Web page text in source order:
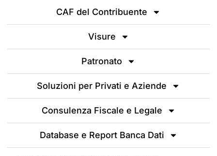
CAF del Contribuente
Visure
Patronato
Soluzioni per Privati e Aziende
Consulenza Fiscale e Legale
Database e Report Banca Dati